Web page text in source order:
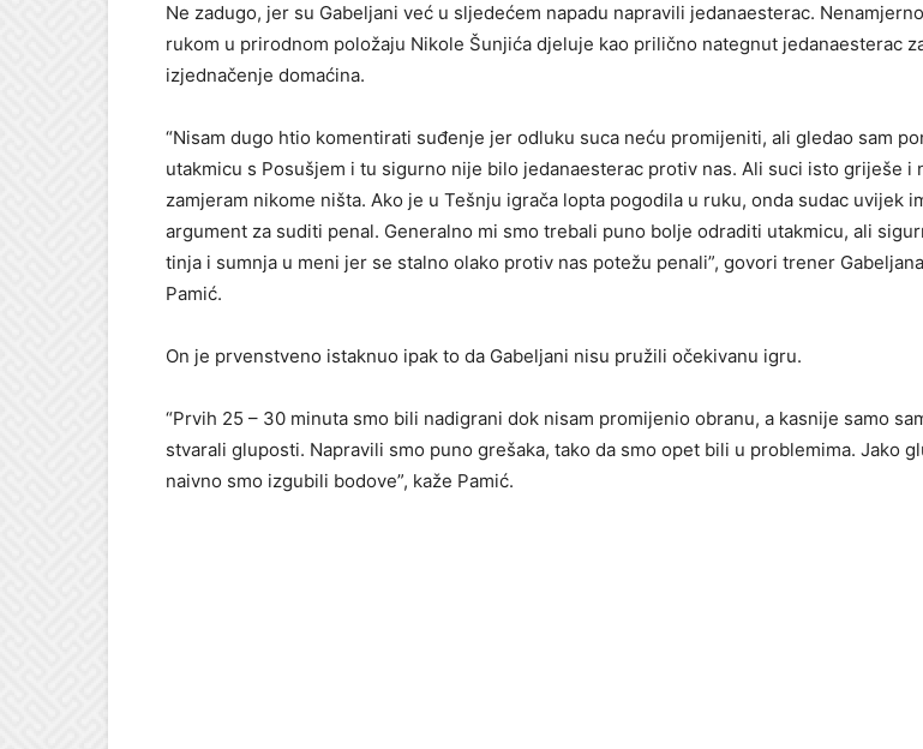
Ne zadugo, jer su Gabeljani već u sljedećem napadu napravili jedanaesterac.
rukom u prirodnom položaju Nikole Šunjića djeluje kao prilično nategnut jedanaesterac
izjednačenje domaćina.
“Nisam dugo htio komentirati suđenje jer odluku suca neću promijeniti, ali gledao sam
utakmicu s Posušjem i tu sigurno nije bilo jedanaesterac protiv nas. Ali suci isto griješe i
zamjeram nikome ništa. Ako je u Tešnju igrača lopta pogodila u ruku, onda sudac uvijek
argument za suditi penal. Generalno mi smo trebali puno bolje odraditi utakmicu, ali
tinja i sumnja u meni jer se stalno olako protiv nas potežu penali”, govori trener
Pamić.
On je prvenstveno istaknuo ipak to da Gabeljani nisu pružili očekivanu igru.
“Prvih 25 – 30 minuta smo bili nadigrani dok nisam promijenio obranu, a kasnije samo
stvarali gluposti. Napravili smo puno grešaka, tako da smo opet bili u problemima. Jako
naivno smo izgubili bodove”, kaže Pamić.